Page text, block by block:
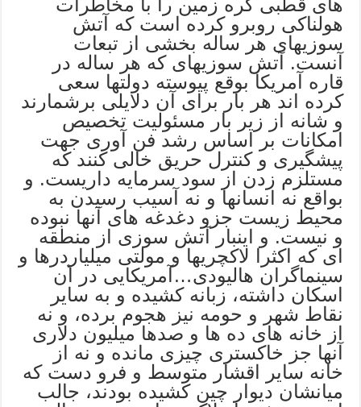
های قطبی کره زمین را با مخاطرات
هولناکی روبرو کرده است که آتش
سوزیهای هر ساله بخشی از تبعات
آنست. آتش سوزیهای که هر ساله در
قاره آمریکا بوقع پیوسته دولتها سعی
کرده اند هر بار برای آن دلایلی برشمارند
و شانه از زیر بار مسئولیت تخصیص
امکانات بر اساس رشد فن آوری جهت
پیشگیری و کنترل حریق خالی کنند که
مستلزم زدن از سود سرمایه داریست. و
بواقع نه انسانها و نه آسیب رسیدن به
محیط زیست جزو دغدغه های آنها نبوده
و نیست. و اینبار آتش سوزی از منطقه
ای که اکثرا لاکچریها و مولتی میلیاردرها و
سینماگران هالیودی…آمریکایی در آن
اسکان داشته، زبانه کشیده و به سایر
نقاط شهر و حومه نیز هجوم برده، و نه
از خانه های ده ها و صدها میلیون دلاری
آنها جز خاکستری چیزی مانده و نه از
خانه سایر اقشار متوسط و فرو دست که
میانشان دیوار چین کشیده بودند، جالب